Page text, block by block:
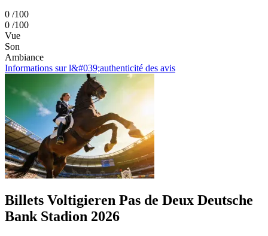
0 /100
0 /100
Vue
Son
Ambiance
Informations sur l&#039;authenticité des avis
Billets Voltigieren Pas de Deux Deutsche
Bank Stadion 2026